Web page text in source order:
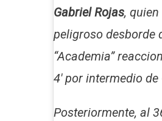
Gabriel Rojas,
peligroso desborde
“Academia”
4′ por intermedio de
Posteriormente, al